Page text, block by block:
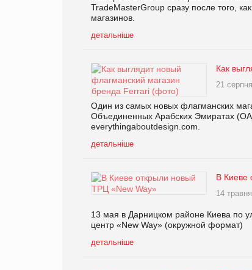
TradeMasterGroup сразу после того,
магазинов.
детальніше
Как
21
Один из самых новых флагманских
Объединенных Арабских Эмиратах
everythingaboutdesign.com.
детальніше
В Киеве
14
13 мая в Дарницком районе Киева по
центр «New Way» (окружной формат)
детальніше